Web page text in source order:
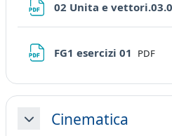
02 Unita e
FG1 esercizi 01 File
PDF
MinimizzaCinematica